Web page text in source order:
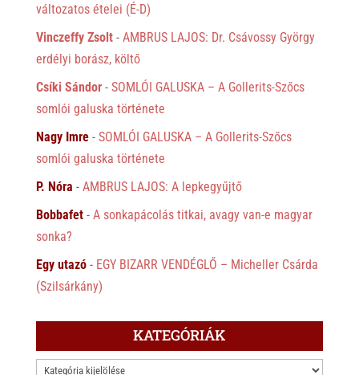
változatos ételei (É-D)
Vinczeffy Zsolt- AMBRUS LAJOS: Dr. Csávossy György
erdélyi borász, költő
Csíki Sándor- SOMLÓI GALUSKA – A Gollerits-Szőcs
somlói galuska története
Nagy Imre- SOMLÓI GALUSKA – A Gollerits-Szőcs
somlói galuska története
P. Nóra - AMBRUS LAJOS: A lepkegyűjtő
Bobbafet- A sonkapácolás titkai, avagy van-e magyar
sonka?
Egy utazó- EGY BIZARR VENDÉGLŐ – Micheller Csárda
(Szilsárkány)
KATEGÓRIÁK
KATEGÓRIÁK